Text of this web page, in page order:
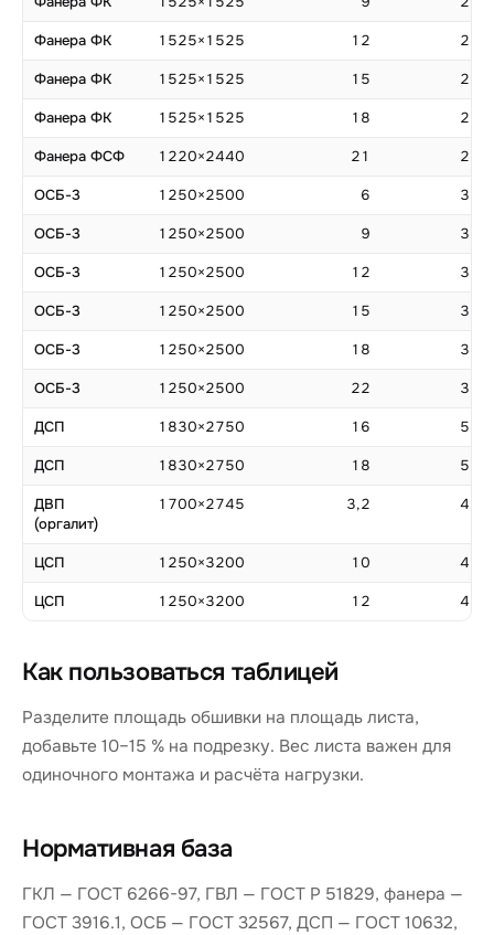
Фанера ФК 1525×1525 12 2,33
Фанера ФК 1525×1525 15 2,33
Фанера ФК 1525×1525 18 2,33
Фанера ФСФ 1220×2440 21 2,98
ОСБ-3 1250×2500 6 3,13
ОСБ-3 1250×2500 9 3,13
ОСБ-3 1250×2500 12 3,13
ОСБ-3 1250×2500 15 3,13
ОСБ-3 1250×2500 18 3,13
ОСБ-3 1250×2500 22 3,13
ДСП 1830×2750 16 5,03
ДСП 1830×2750 18 5,03
ДВП
(оргалит)
1700×2745 3,2 4,67
ЦСП 1250×3200 10 4,00
ЦСП 1250×3200 12 4,00
Как пользоваться таблицей
Разделите площадь обшивки на площадь листа,
добавьте 10–15 % на подрезку. Вес листа важен для
одиночного монтажа и расчёта нагрузки.
Нормативная база
ГКЛ — ГОСТ 6266-97, ГВЛ — ГОСТ Р 51829, фанера —
ГОСТ 3916.1, ОСБ — ГОСТ 32567, ДСП — ГОСТ 10632,